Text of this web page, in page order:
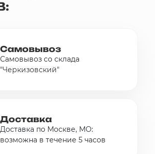
Самовывоз
Самовывоз со склада
"Черкизовский"
Доставка
Доставка по Москве, МО:
возможна в течение 5 часов